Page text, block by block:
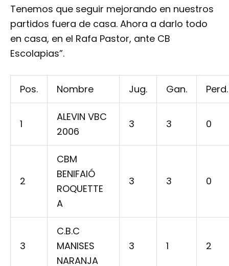
Tenemos que seguir mejorando en nuestros
partidos fuera de casa. Ahora a darlo todo
en casa, en el Rafa Pastor, ante CB
Escolapias”.
Pos. Nombre Jug. Gan. Perd.
1
ALEVIN VBC
2006
3 3 0
2
CBM
BENIFAIÓ
ROQUETTE
A
3 3 0
3
C.B.C
MANISES
NARANJA
3 1 2